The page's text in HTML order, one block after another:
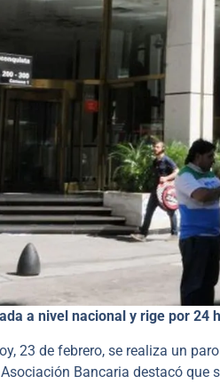
a nivel nacional y rige por
23 de febrero, se realiza un
Bancaria destacó que